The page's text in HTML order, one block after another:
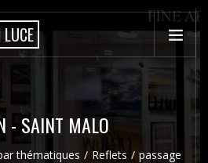
- SAINT MALO
thématiques Reflets
passage